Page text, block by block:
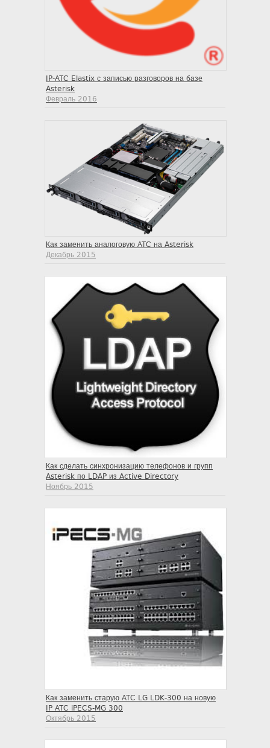
IP-АТС Elastix с записью разговоров на базе
Asterisk
Февраль 2016
Как заменить аналоговую АТС на Asterisk
Декабрь 2015
Как сделать синхронизацию телефонов и групп
Asterisk по LDAP из Active Directory
Ноябрь 2015
Как заменить старую АТС LG LDK-300 на новую
IP АТС iPECS-MG 300
Октябрь 2015